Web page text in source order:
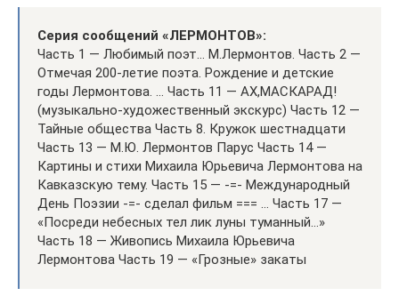
Серия сообщений «ЛЕРМОНТОВ»:
Часть 1 — Любимый поэт… М.Лермонтов. Часть 2 —
Отмечая 200-летие поэта. Рождение и детские
годы Лермонтова. … Часть 11 — АХ,МАСКАРАД!
(музыкально-художественный экскурс) Часть 12 —
Тайные общества Часть 8. Кружок шестнадцати
Часть 13 — М.Ю. Лермонтов Парус Часть 14 —
Картины и стихи Михаила Юрьевича Лермонтова на
Кавказскую тему. Часть 15 — -=- Международный
День Поэзии -=- сделал фильм === … Часть 17 —
«Посреди небесных тел лик луны туманный…»
Часть 18 — Живопись Михаила Юрьевича
Лермонтова Часть 19 — «Грозные» закаты